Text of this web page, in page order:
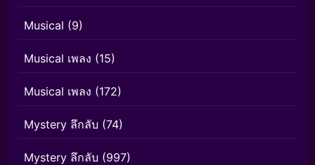
Musical (9)
Musical เพลง (15)
Musical เพลง (172)
Mystery ลึกลับ (74)
Mystery ลึกลับ (997)